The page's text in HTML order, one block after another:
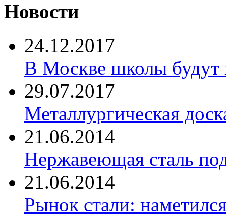
Новости
24.12.2017
В Москве школы будут
29.07.2017
Металлургическая
21.06.2014
Нержавеющая сталь
21.06.2014
Рынок стали: